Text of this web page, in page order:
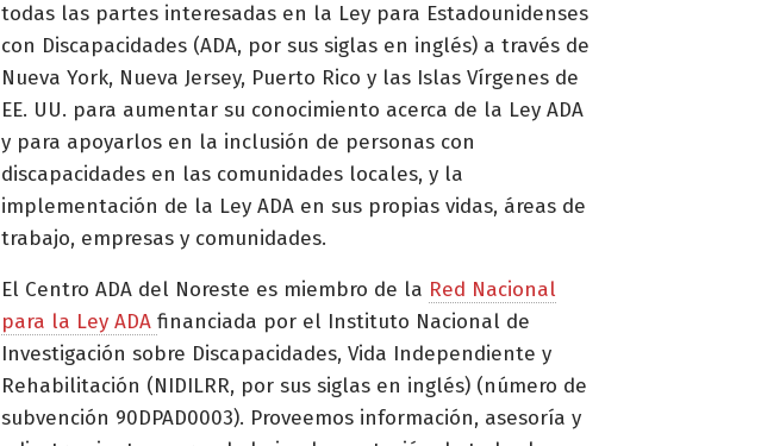
todas las partes interesadas en la Ley para Estadounidenses
con Discapacidades (ADA, por sus siglas en inglés) a través de
Nueva York, Nueva Jersey, Puerto Rico y las Islas Vírgenes de
EE. UU. para aumentar su conocimiento acerca de la Ley ADA
y para apoyarlos en la inclusión de personas con
discapacidades en las comunidades locales, y la
implementación de la Ley ADA en sus propias vidas, áreas de
trabajo, empresas y comunidades.
El Centro ADA del Noreste es miembro de la Red Nacional
para la Ley ADA financiada por el Instituto Nacional de
Investigación sobre Discapacidades, Vida Independiente y
Rehabilitación (NIDILRR, por sus siglas en inglés) (número de
subvención 90DPAD0003). Proveemos información, asesoría y